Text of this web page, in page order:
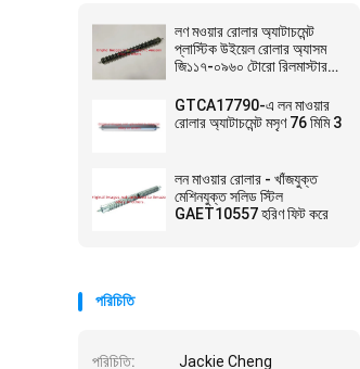
লণ মওয়ার রোলার অ্যাটাচমেন্ট
প্লাস্টিক উইয়েল রোলার অ্যাসম
জি১১৭-০৯৬০ টোরো রিলমাস্টার-
GTCA17790-এ লন মাওয়ার
রোলার অ্যাটাচমেন্ট মসৃণ 76 মিমি 3
লন মাওয়ার রোলার - খাঁজযুক্ত
মেশিনযুক্ত সলিড স্টিল
GAET10557 হরিণ ফিট করে
পরিচিতি
পরিচিতি: Jackie Cheng